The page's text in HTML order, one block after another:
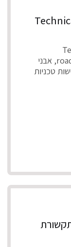
התפקיד כולל הגדרה וניהול של roadmap, אבני
טכניות